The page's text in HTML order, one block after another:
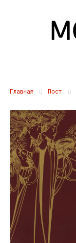
Главная Пост